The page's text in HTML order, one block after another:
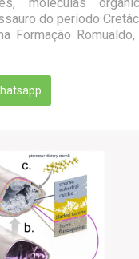
do período
Formação Romualdo,